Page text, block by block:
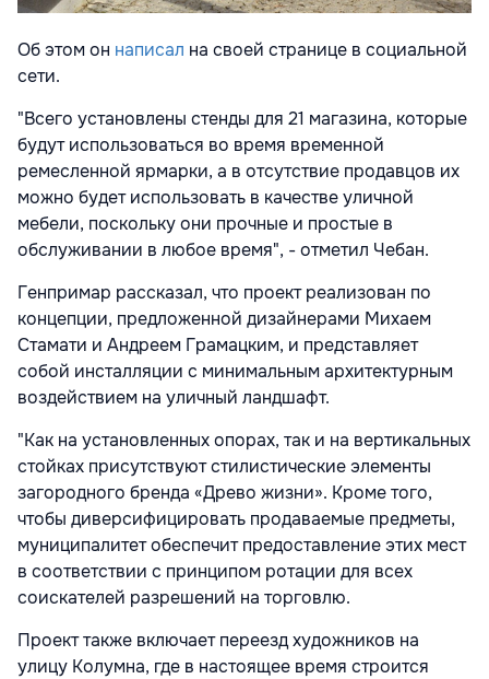
Об этом он написал на своей странице в социальной
сети.
"Всего установлены стенды для 21 магазина, которые
будут использоваться во время временной
ремесленной ярмарки, а в отсутствие продавцов их
можно будет использовать в качестве уличной
мебели, поскольку они прочные и простые в
обслуживании в любое время", - отметил Чебан.
Генпримар рассказал, что проект реализован по
концепции, предложенной дизайнерами Михаем
Стамати и Андреем Грамацким, и представляет
собой инсталляции с минимальным архитектурным
воздействием на уличный ландшафт.
"Как на установленных опорах, так и на вертикальных
стойках присутствуют стилистические элементы
загородного бренда «Древо жизни». Кроме того,
чтобы диверсифицировать продаваемые предметы,
муниципалитет обеспечит предоставление этих мест
в соответствии с принципом ротации для всех
соискателей разрешений на торговлю.
Проект также включает переезд художников на
улицу Колумна, где в настоящее время строится